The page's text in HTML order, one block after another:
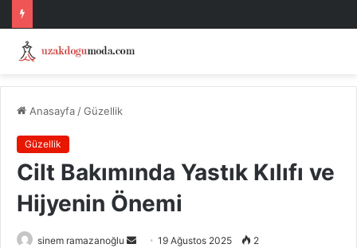
Anasayfa /Güzellik
Güzellik
Cilt Bakımında Yastık Kılıfı ve
Hijyenin Önemi
sinem ramazanoğlu
Bir
19 Ağustos 2025 2